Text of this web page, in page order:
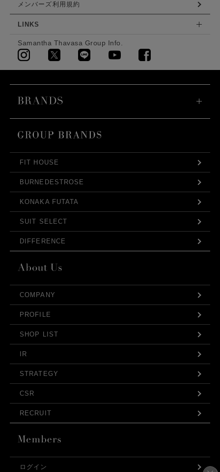
メンバーズ利用規約
LINKS
Samantha Thavasa Group Info.
FIT HOUSE
BURNEDESTROSE
KONAKA FUTATA
SUIT SELECT
DIFFERENCE
COMPANY
PROFILE
SHOP LIST
IR
STRATEGY
CSR
RECRUIT
ログイン